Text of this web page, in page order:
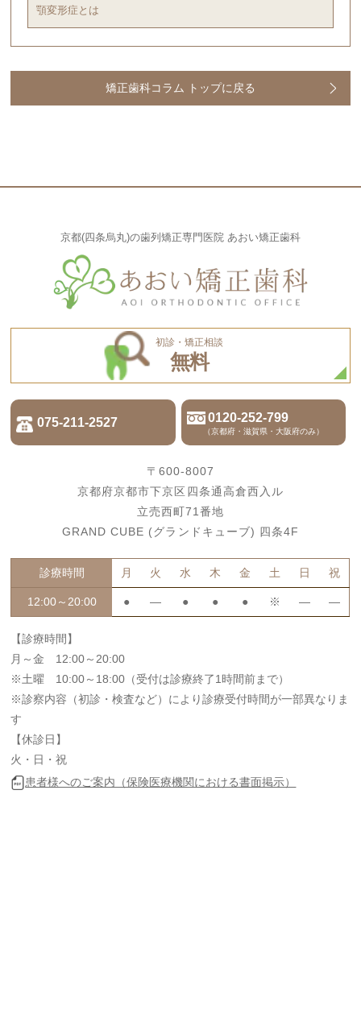
顎変形症とは
矯正歯科コラム トップに戻る
京都(四条烏丸)の歯列矯正専門医院 あおい矯正歯科
初診・矯正相談
無料
075-211-2527 0120-252-799
（京都府・滋賀県・大阪府のみ）
〒600-8007
京都府京都市下京区四条通高倉西入ル
立売西町71番地
GRAND CUBE (グランドキューブ) 四条4F
診療時間 月 火 水 木 金 土 日 祝
12:00～20:00 ● ― ● ● ● ※ ― ―
【診療時間】
月～金 12:00～20:00
※土曜 10:00～18:00（受付は診療終了1時間前まで）
※診察内容（初診・検査など）により診療受付時間が一部異なりま
す
【休診日】
火・日・祝
患者様へのご案内（保険医療機関における書面掲示）